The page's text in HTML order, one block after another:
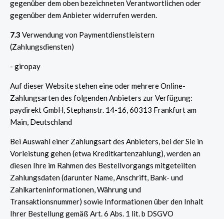
gegenüber dem oben bezeichneten Verantwortlichen oder
gegenüber dem Anbieter widerrufen werden.
7.3 Verwendung von Paymentdienstleistern
(Zahlungsdiensten)
- giropay
Auf dieser Website stehen eine oder mehrere Online-
Zahlungsarten des folgenden Anbieters zur Verfügung:
paydirekt GmbH, Stephanstr. 14-16, 60313 Frankfurt am
Main, Deutschland
Bei Auswahl einer Zahlungsart des Anbieters, bei der Sie in
Vorleistung gehen (etwa Kreditkartenzahlung), werden an
diesen Ihre im Rahmen des Bestellvorgangs mitgeteilten
Zahlungsdaten (darunter Name, Anschrift, Bank- und
Zahlkarteninformationen, Währung und
Transaktionsnummer) sowie Informationen über den Inhalt
Ihrer Bestellung gemäß Art. 6 Abs. 1 lit. b DSGVO